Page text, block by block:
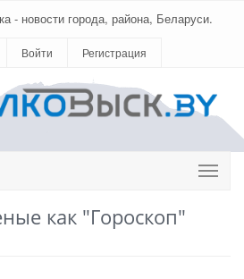
- новости города, района, Беларуси.
Войти Регистрация
как "Гороскоп"